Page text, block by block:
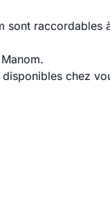
sont raccordables
chez